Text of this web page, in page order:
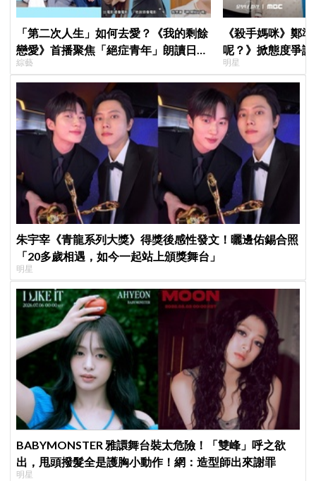
「第二次人生」如何去愛？《我的剩餘
戀愛》首播聚焦「絕症青年」朗讀日記
全場淚崩，初見面竟「撞見舊識」！
綜藝
《殺手媽咪》鄭
呢？》掀態度爭
真的吐了」心疼
明星
朱宇宰《青龍系列大獎》得獎後感性發文！曬邊佑錫合照
「20多歲相遇，如今一起站上頒獎舞台」
明星
BABYMONSTER 雅譞舞台裝太危險！「雙峰」呼之欲
出，甩頭撥髮全是護胸小動作！網：造型師出來謝罪
明星